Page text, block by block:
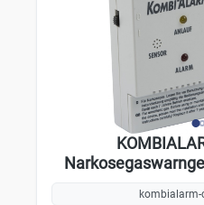
optional: Stecker-
E55.21 12 V-/1,0 A Stromaufnahme: max.250 mA
Schaltausgang: N.C./N.O. -
(Stadtgas, Erdgas) 0,4000
Vol. %;Propan (Flüssiggas) 0,2400 Vol. %
85 dB (A) / 1 m Abmessungen: 60 x 90 x 31 mm
Ausstattung:
Alarmanzeige (rot)